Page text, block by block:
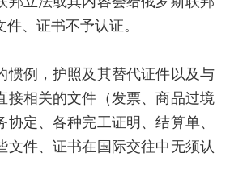
、证书不予认证。
例，护照及其替代证件以及与
接相关的文件（发票、商品过境
协定、各种完工证明、结算单、
文件、证书在国际交往中无须认